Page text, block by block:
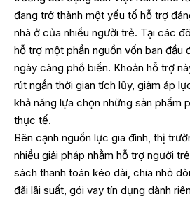
đang trở thành một yếu tố hỗ trợ
nhà ở của nhiều người trẻ. Tại các
hỗ trợ một phần nguồn vốn ban đầu
ngày càng phổ biến. Khoản hỗ trợ
rút ngắn thời gian tích lũy, giảm áp
khả năng lựa chọn những sản phẩm
thực tế.
Bên cạnh nguồn lực gia đình, thị
nhiều giải pháp nhằm hỗ trợ người
sách thanh toán kéo dài, chia nhỏ
đãi lãi suất, gói vay tín dụng dành